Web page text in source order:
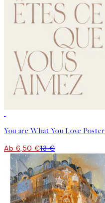
You are What You Love Poster
Ab 6,50 €13 €